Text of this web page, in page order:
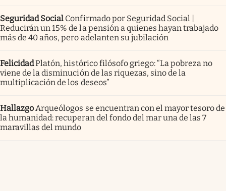
Seguridad Social Confirmado por Seguridad Social |
Reducirán un 15% de la pensión a quienes hayan trabajado
más de 40 años, pero adelanten su jubilación
FelicidadPlatón, histórico filósofo griego: “La pobreza no
viene de la disminución de las riquezas, sino de la
multiplicación de los deseos”
Hallazgo Arqueólogos se encuentran con el mayor tesoro de
la humanidad: recuperan del fondo del mar una de las 7
maravillas del mundo